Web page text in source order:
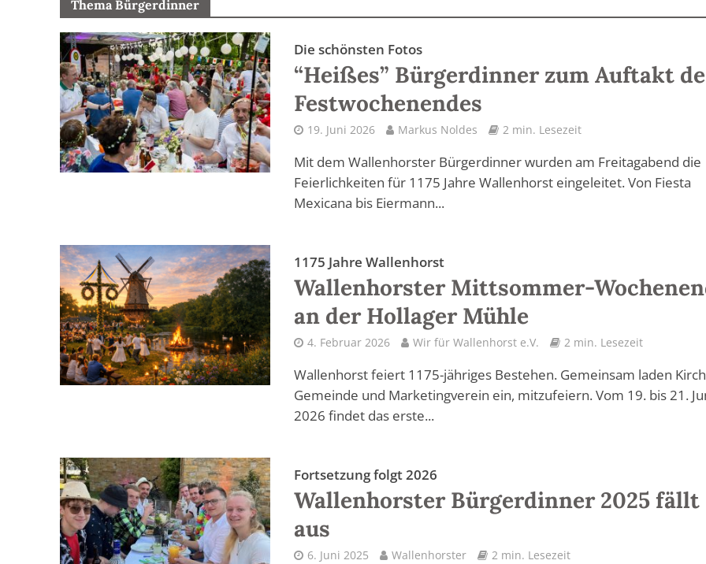
Thema Bürgerdinner
Die schönsten Fotos
“Heißes” Bürgerdinner zum Auftakt
Festwochenendes
19. Juni 2026 Markus Noldes 2 min. Lesezeit
Mit dem Wallenhorster Bürgerdinner wurden am Freitagabend die
Feierlichkeiten für 1175 Jahre Wallenhorst eingeleitet. Von Fiesta
Mexicana bis Eiermann...
1175 Jahre Wallenhorst
Wallenhorster Mittsommer-
an der Hollager Mühle
4. Februar 2026 Wir für Wallenhorst e.V. 2 min. Lesezeit
Wallenhorst feiert 1175-jähriges Bestehen. Gemeinsam laden
Gemeinde und Marketingverein ein, mitzufeiern. Vom 19. bis 21.
2026 findet das erste...
Fortsetzung folgt 2026
Wallenhorster Bürgerdinner 2025 fällt
aus
6. Juni 2025 Wallenhorster 2 min. Lesezeit